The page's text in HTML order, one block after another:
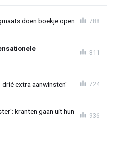
doen boekje open 788
311
extra aanwinsten' 724
kranten gaan uit hun
936